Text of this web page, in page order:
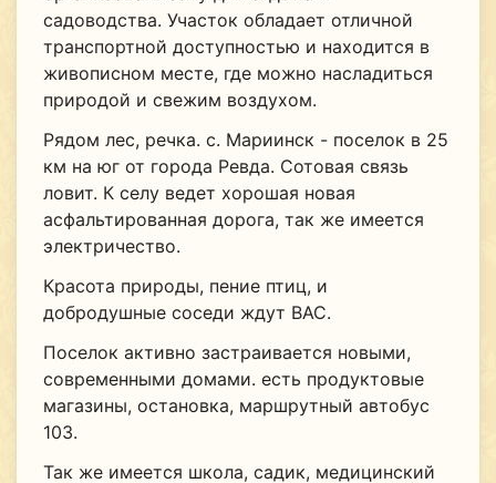
садоводства. Участок обладает отличной
транспортной доступностью и находится в
живописном месте, где можно насладиться
природой и свежим воздухом.
Рядом лес, речка. с. Мариинск - поселок в 25
км на юг от города Ревда. Сотовая связь
ловит. К селу ведет хорошая новая
асфальтированная дорога, так же имеется
электричество.
Красота природы, пение птиц, и
добродушные соседи ждут ВАС.
Поселок активно застраивается новыми,
современными домами. есть продуктовые
магазины, остановка, маршрутный автобус
103.
Так же имеется школа, садик, медицинский